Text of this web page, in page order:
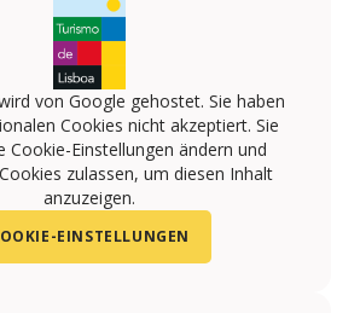
von Google gehostet. Sie haben
Cookies nicht akzeptiert. Sie
Cookie-Einstellungen ändern und
zulassen, um diesen Inhalt
anzuzeigen.
EINSTELLUNGEN